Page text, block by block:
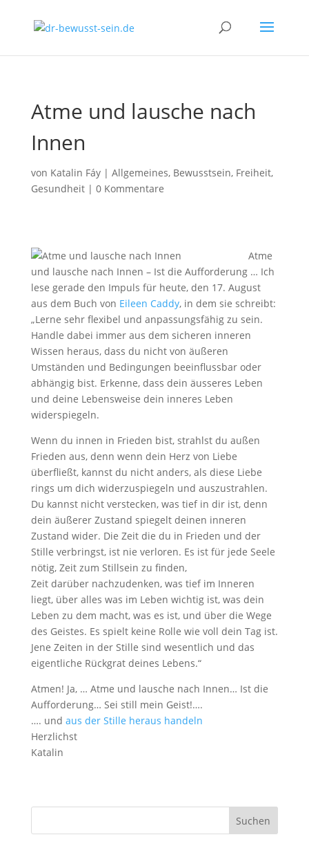
Atme und lausche nach
Innen
von Katalin Fáy| Allgemeines, Bewusstsein, Freiheit,
Gesundheit| 0 Kommentare
Atme
und lausche nach Innen – Ist die Aufforderung … Ich
lese gerade den Impuls für heute, den 17. August
aus dem Buch von Eileen Caddy, in dem sie schreibt:
„Lerne sehr flexibel und anpassungsfähig zu sein.
Handle dabei immer aus dem sicheren inneren
Wissen heraus, dass du nicht von äußeren
Umständen und Bedingungen beeinflussbar oder
abhängig bist. Erkenne, dass dein äusseres Leben
und deine Lebensweise dein inneres Leben
widerspiegeln.
Wenn du innen in Frieden bist, strahlst du außen
Frieden aus, denn wenn dein Herz von Liebe
überfließt, kannst du nicht anders, als diese Liebe
rings um dich widerzuspiegeln und auszustrahlen.
Du kannst nicht verstecken, was tief in dir ist, denn
dein äußerer Zustand spiegelt deinen inneren
Zustand wider. Die Zeit die du in Frieden und der
Stille verbringst, ist nie verloren. Es ist für jede Seele
nötig, Zeit zum Stillsein zu finden,
Zeit darüber nachzudenken, was tief im Inneren
liegt, über alles was im Leben wichtig ist, was dein
Leben zu dem macht, was es ist, und über die Wege
des Geistes. Es spielt keine Rolle wie voll dein Tag ist.
Jene Zeiten in der Stille sind wesentlich und das
eigentliche Rückgrat deines Lebens.“
Atmen! Ja, … Atme und lausche nach Innen… Ist die
Aufforderung… Sei still mein Geist!….
…. und aus der Stille heraus handeln
Herzlichst
Katalin
Suchen